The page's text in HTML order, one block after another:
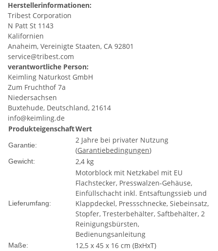
Herstellerinformationen:
Tribest Corporation
N Patt St 1143
Kalifornien
Anaheim, Vereinigte Staaten, CA 92801
service@tribest.com
verantwortliche Person:
Keimling Naturkost GmbH
Zum Fruchthof 7a
Niedersachsen
Buxtehude, Deutschland, 21614
info@keimling.de
ProdukteigenschaftWert
Garantie:
2 Jahre bei privater Nutzung
(Garantiebedingungen)
Gewicht: 2,4 kg
Lieferumfang:
Motorblock mit Netzkabel mit EU
Flachstecker, Presswalzen-Gehäuse,
Einfüllschacht inkl. Entsaftungssieb und
Klappdeckel, Pressschnecke, Siebeinsatz,
Stopfer, Tresterbehälter, Saftbehälter, 2
Reinigungsbürsten,
Bedienungsanleitung
Maße: 12,5 x 45 x 16 cm (BxHxT)